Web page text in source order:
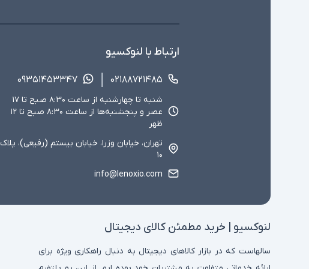
ارتباط با لنوکسیو
۰۲۱۸۸۷۲۱۴۸۵ ۰۹۳۵۱۴۵۳۳۴۷
شنبه تا چهارشنبه از ساعت ۸:۳۰ صبح تا ۱۷
عصر و پنجشنبه‌ها از ساعت ۸:۳۰ صبح تا ۱۲
ظهر
تهران، خیابان وزرا، خیابان بیستم (رفیعی)، پلاک
۱۰
info@lenoxio.com
لنوکسیو | خرید مطمئن کالای دیجیتال
سالهاست که در بازار کالاهای دیجیتال به دنبال راهکاری ویژه برای